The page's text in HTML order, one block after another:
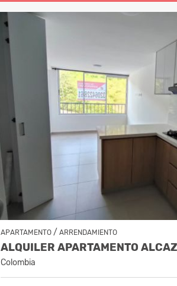
APARTAMENTO / ARRENDAMIENTO
Colombia